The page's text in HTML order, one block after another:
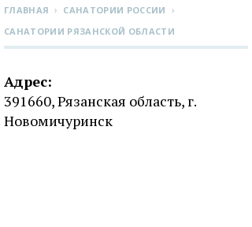
ГЛАВНАЯ › САНАТОРИИ РОССИИ ›
CАНАТОРИИ РЯЗАНСКОЙ ОБЛАСТИ
Адрес:
391660, Рязанская область, г.
Новомичуринск